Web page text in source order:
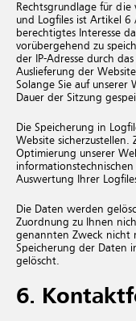
Rechtsgrundlage für
und Logfiles ist Artikel 6
berechtigtes Interesse
vorübergehend zu
der IP-Adresse durch
Auslieferung der
Solange Sie auf unserer
Dauer der Sitzung
Die Speicherung in
Website sicherzustellen.
Optimierung unserer
Auswertung Ihrer
Die Daten werden
Zuordnung zu Ihnen
genannten Zweck nicht
Speicherung der Daten
gelöscht.
6.